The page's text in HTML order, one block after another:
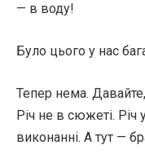
— в воду!
Було цього у нас
Тепер нема.
Річ не в сюжеті. Річ
виконанні. А тут —